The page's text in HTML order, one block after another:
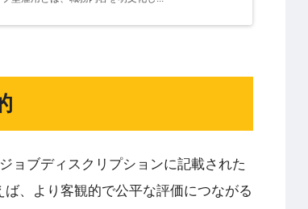
ョブディスクリプションに記載された
、より客観的で公平な評価につながる